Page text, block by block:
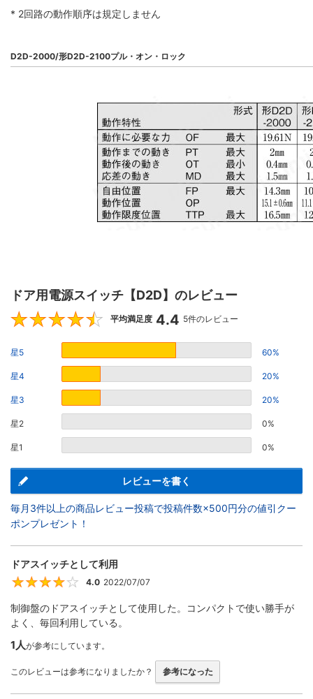
* 2回路の動作順序は規定しません
D2D-2000/形D2D-2100プル・オン・ロック
ドア用電源スイッチ【D2D】のレビュー
4.4
平均満足度 4.4 5件のレビュー
星5 60%
星4 20%
星3 20%
星2 0%
星1 0%
レビューを書く
毎月3件以上の商品レビュー投稿で投稿件数×500円分の値引クー
ポンプレゼント！
ドアスイッチとして利用
4
4.0 2022/07/07
制御盤のドアスイッチとして使用した。コンパクトで使い勝手が
よく、毎回利用している。
1人が参考にしています。
このレビューは参考になりましたか？ 参考になった